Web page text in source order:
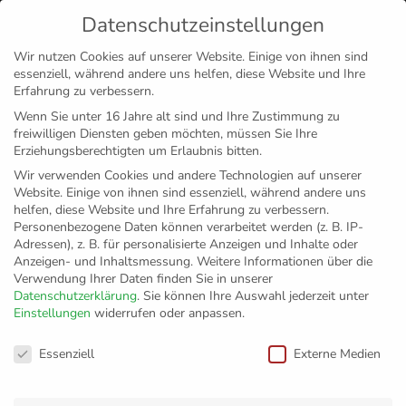
MENÜ
Disclaimer Impressum Datenschutz
Grundschule
Datenschutzeinstellungen
Wir nutzen Cookies auf unserer Website. Einige von ihnen sind
essenziell, während andere uns helfen, diese Website und Ihre
Erfahrung zu verbessern.
Wenn Sie unter 16 Jahre alt sind und Ihre Zustimmung zu
freiwilligen Diensten geben möchten, müssen Sie Ihre
Erziehungsberechtigten um Erlaubnis bitten.
Wir verwenden Cookies und andere Technologien auf unserer
Website. Einige von ihnen sind essenziell, während andere uns
helfen, diese Website und Ihre Erfahrung zu verbessern.
Personenbezogene Daten können verarbeitet werden (z. B. IP-
Adressen), z. B. für personalisierte Anzeigen und Inhalte oder
Anzeigen- und Inhaltsmessung. Weitere Informationen über die
Verwendung Ihrer Daten finden Sie in unserer
Datenschutzerklärung. Sie können Ihre Auswahl jederzeit unter
Einstellungen widerrufen oder anpassen.
Datenschutzeinstellungen
Essenziell Externe Medien